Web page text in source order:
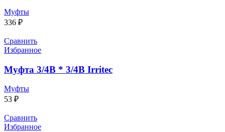
Муфты
336 ₽
Сравнить
Избранное
Муфта 3/4В * 3/4В Irritec
Муфты
53 ₽
Сравнить
Избранное